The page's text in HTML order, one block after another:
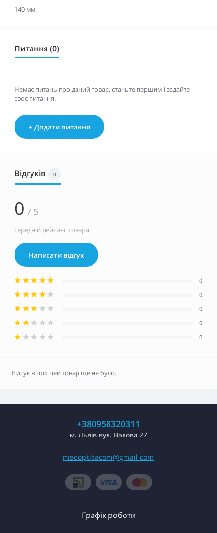
140 мм
Питання (0)
Немає питань про даний товар, станьте першим і задайте
своє питання.
+ Додати питання
Відгуків 0
0 / 5
середній рейтинг товара
Написати відгук
0
0
0
0
0
Відгуків про цей товар ще не було.
+380958320311
м. Львів вул. Валова 27
medoptikacom@gmail.com
Графік роботи